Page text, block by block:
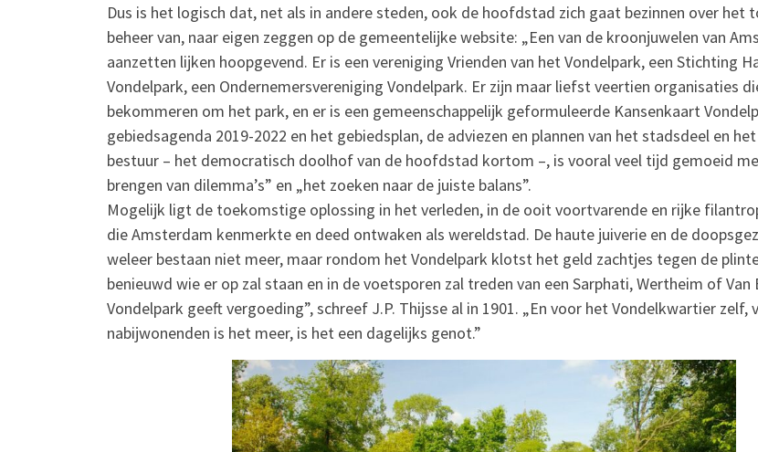
Dus is het logisch dat, net als in andere steden, ook de hoofdstad zich gaat bezinnen over het
beheer van, naar eigen zeggen op de gemeentelijke website: „Een van de kroonjuwelen van
aanzetten lijken hoopgevend. Er is een vereniging Vrienden van het Vondelpark, een Stichting
Vondelpark, een Ondernemersvereniging Vondelpark. Er zijn maar liefst veertien organisaties
bekommeren om het park, en er is een gemeenschappelijk geformuleerde Kansenkaart
gebiedsagenda 2019-2022 en het gebiedsplan, de adviezen en plannen van het stadsdeel en
bestuur – het democratisch doolhof van de hoofdstad kortom –, is vooral veel tijd gemoeid
brengen van dilemma’s” en „het zoeken naar de juiste balans”.
Mogelijk ligt de toekomstige oplossing in het verleden, in de ooit voortvarende en rijke
die Amsterdam kenmerkte en deed ontwaken als wereldstad. De haute juiverie en de
weleer bestaan niet meer, maar rondom het Vondelpark klotst het geld zachtjes tegen de
benieuwd wie er op zal staan en in de voetsporen zal treden van een Sarphati, Wertheim of Van
Vondelpark geeft vergoeding”, schreef J.P. Thijsse al in 1901. „En voor het Vondelkwartier zelf,
nabijwonenden is het meer, is het een dagelijks genot.”